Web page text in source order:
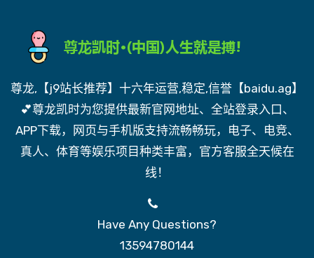
尊龙,【j9站长推荐】十六年运营,稳定,信誉【baidu.ag】
💕尊龙凯时为您提供最新官网地址、全站登录入口、
APP下载，网页与手机版支持流畅畅玩，电子、电竞、
真人、体育等娱乐项目种类丰富，官方客服全天候在
线！
Have Any Questions?
13594780144